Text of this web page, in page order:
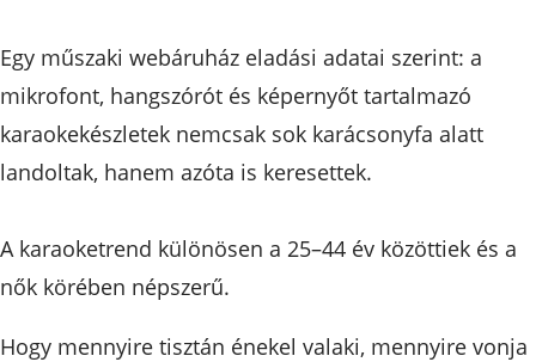
Egy műszaki webáruház eladási adatai szerint: a
mikrofont, hangszórót és képernyőt tartalmazó
karaokekészletek nemcsak sok karácsonyfa alatt
landoltak, hanem azóta is keresettek.
A karaoketrend különösen a 25–44 év közöttiek és a
nők körében népszerű.
Hogy mennyire tisztán énekel valaki, mennyire vonja